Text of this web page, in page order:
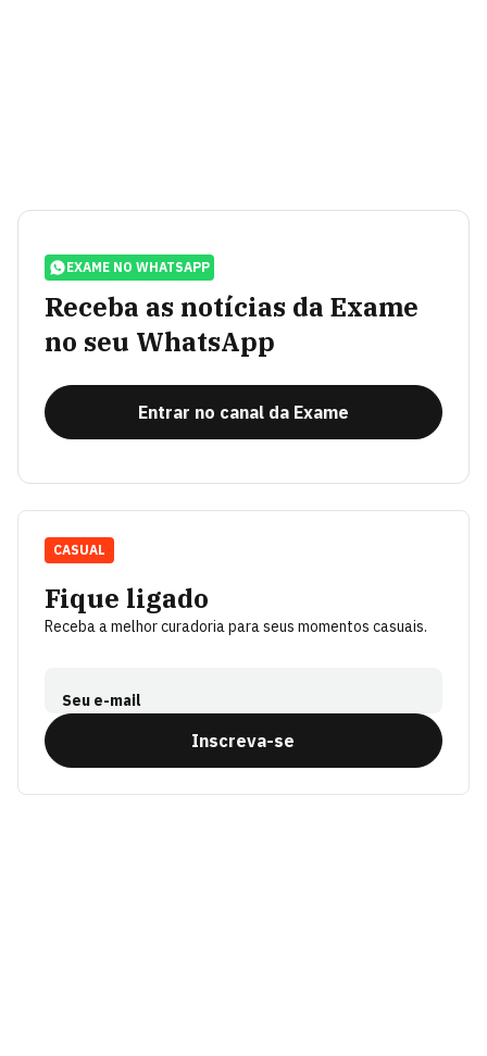
EXAME NO WHATSAPP
Receba as notícias da Exame
no seu WhatsApp
Entrar no canal da Exame
Fique ligado
Receba a melhor curadoria para seus momentos casuais.
Seu e-mail
Inscreva-se
CASUAL